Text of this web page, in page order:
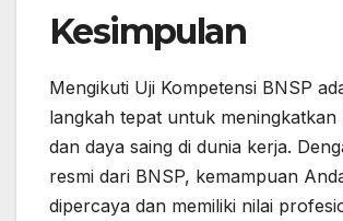
Kesimpulan
Mengikuti Uji Kompetensi BNSP
langkah tepat untuk meningkatkan
dan daya saing di dunia kerja.
resmi dari BNSP, kemampuan
dipercaya dan memiliki nilai